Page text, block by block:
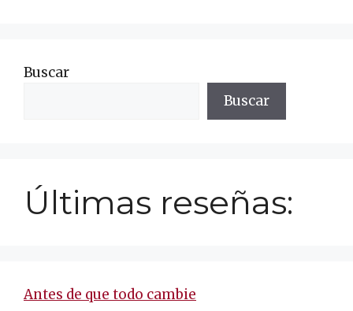
Buscar
Buscar
Últimas reseñas:
Antes de que todo cambie